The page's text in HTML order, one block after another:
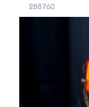
288760